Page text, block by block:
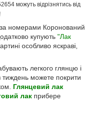
можуть відрізнятись від
номерами Коронований
купують "Лак
особливо яскраві,
легкого глянцю і
тиждень можете покрити
Глянцевий лак
лак прибере